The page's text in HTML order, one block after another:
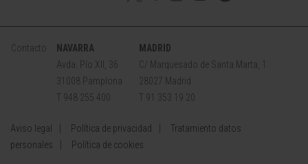
Contacto
NAVARRA
Avda. Pío XII, 36
31008 Pamplona
T 948 255 400
MADRID
C/ Marquesado de Santa Marta, 1
28027 Madrid
T 91 353 19 20
Aviso legal Política de privacidad
Tratamiento datos
personales
Política de cookies